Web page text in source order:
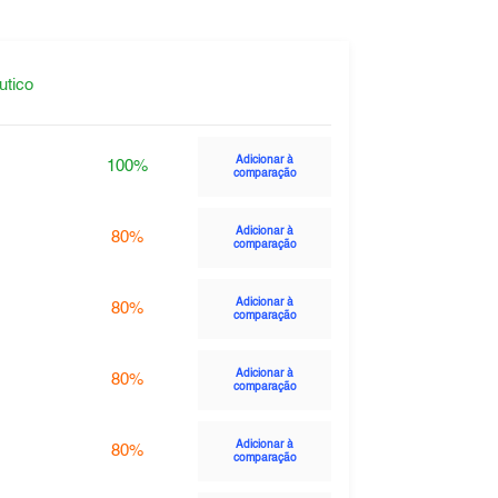
100%
Adicionar à
comparação
80%
Adicionar à
comparação
80%
Adicionar à
comparação
80%
Adicionar à
comparação
80%
Adicionar à
comparação